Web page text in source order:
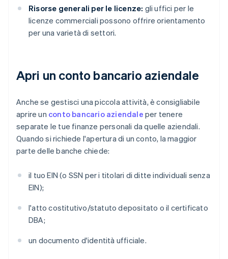
Risorse generali per le licenze: gli uffici per le
licenze commerciali possono offrire orientamento
per una varietà di settori.
Apri un conto bancario aziendale
Anche se gestisci una piccola attività, è consigliabile
aprire un conto bancario aziendale per tenere
separate le tue finanze personali da quelle aziendali.
Quando si richiede l'apertura di un conto, la maggior
parte delle banche chiede:
il tuo EIN (o SSN per i titolari di ditte individuali senza
EIN);
l'atto costitutivo/statuto depositato o il certificato
DBA;
un documento d'identità ufficiale.